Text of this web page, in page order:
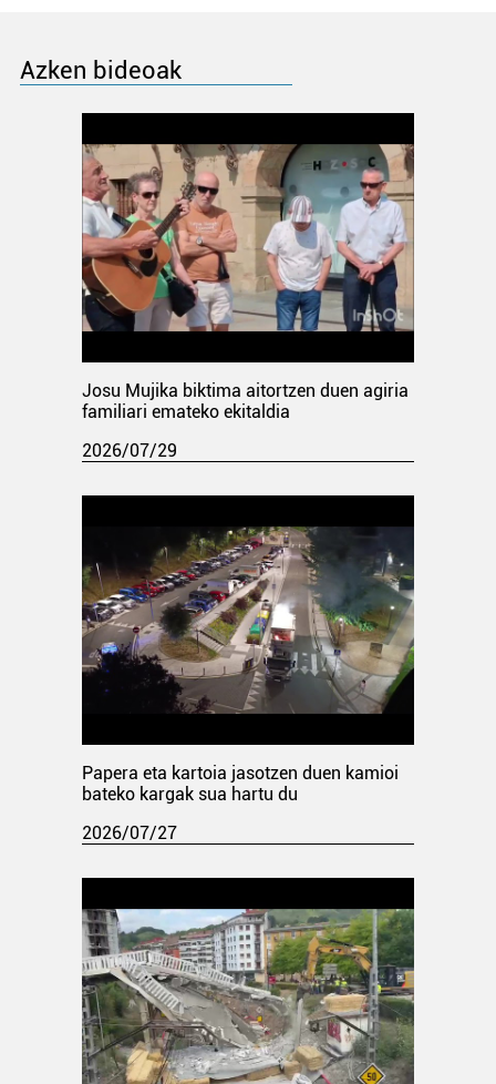
Azken bideoak
Josu Mujika biktima aitortzen duen agiria
familiari emateko ekitaldia
2026/07/29
Papera eta kartoia jasotzen duen kamioi
bateko kargak sua hartu du
2026/07/27